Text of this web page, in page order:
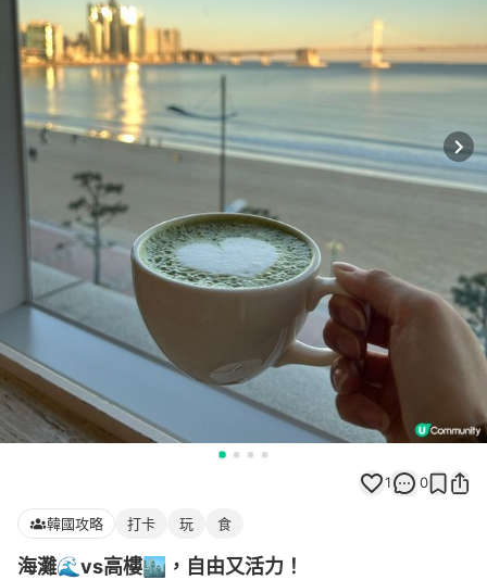
1 0
韓國攻略 打卡 玩 食
海灘🌊vs高樓🏙️，自由又活力！